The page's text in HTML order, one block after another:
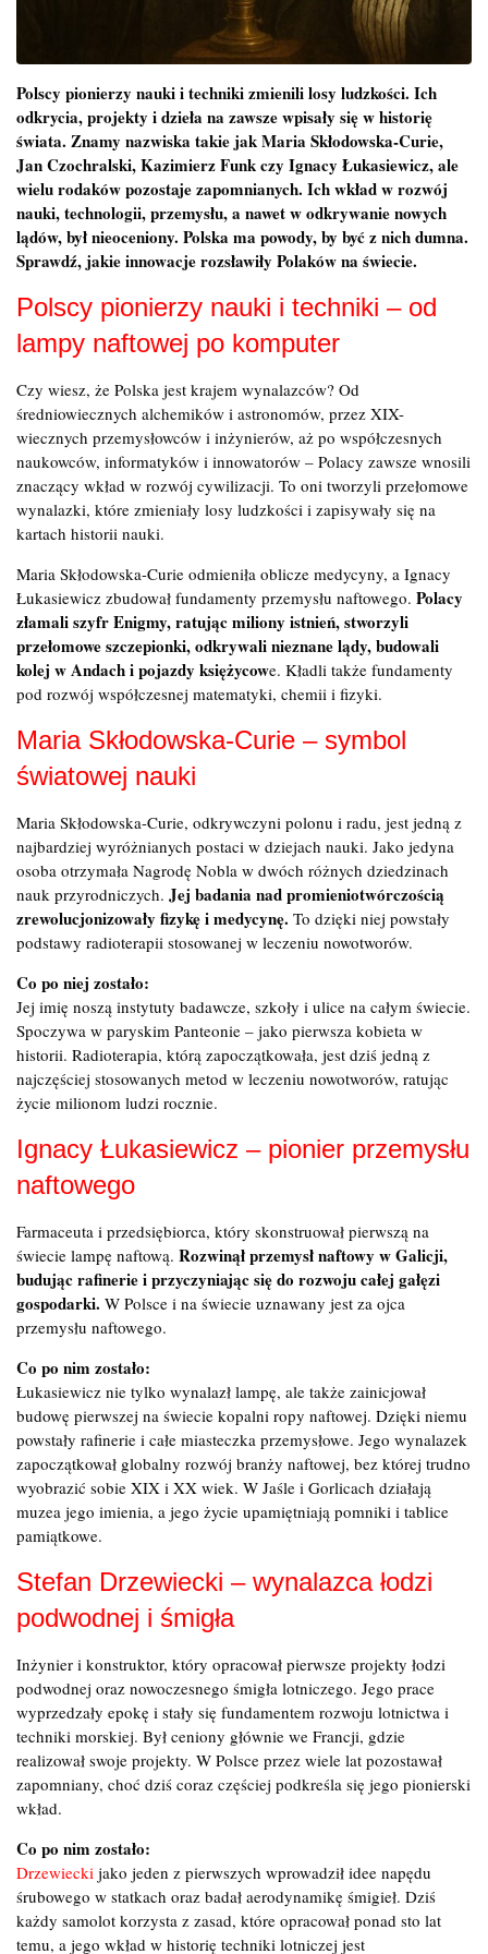
Polscy pionierzy nauki i techniki zmienili losy ludzkości. Ich
odkrycia, projekty i dzieła na zawsze wpisały się w historię
świata. Znamy nazwiska takie jak Maria Skłodowska-Curie,
Jan Czochralski, Kazimierz Funk czy Ignacy Łukasiewicz, ale
wielu rodaków pozostaje zapomnianych. Ich wkład w rozwój
nauki, technologii, przemysłu, a nawet w odkrywanie nowych
lądów, był nieoceniony. Polska ma powody, by być z nich dumna.
Sprawdź, jakie innowacje rozsławiły Polaków na świecie.
Polscy pionierzy nauki i techniki – od
lampy naftowej po komputer
Czy wiesz, że Polska jest krajem wynalazców? Od
średniowiecznych alchemików i astronomów, przez XIX-
wiecznych przemysłowców i inżynierów, aż po współczesnych
naukowców, informatyków i innowatorów – Polacy zawsze wnosili
znaczący wkład w rozwój cywilizacji. To oni tworzyli przełomowe
wynalazki, które zmieniały losy ludzkości i zapisywały się na
kartach historii nauki.
Maria Skłodowska-Curie odmieniła oblicze medycyny, a Ignacy
Łukasiewicz zbudował fundamenty przemysłu naftowego. Polacy
złamali szyfr Enigmy, ratując miliony istnień, stworzyli
przełomowe szczepionki, odkrywali nieznane lądy, budowali
kolej w Andach i pojazdy księżycowe. Kładli także fundamenty
pod rozwój współczesnej matematyki, chemii i fizyki.
Maria Skłodowska-Curie – symbol
światowej nauki
Maria Skłodowska-Curie, odkrywczyni polonu i radu, jest jedną z
najbardziej wyróżnianych postaci w dziejach nauki. Jako jedyna
osoba otrzymała Nagrodę Nobla w dwóch różnych dziedzinach
nauk przyrodniczych. Jej badania nad promieniotwórczością
zrewolucjonizowały fizykę i medycynę. To dzięki niej powstały
podstawy radioterapii stosowanej w leczeniu nowotworów.
Co po niej zostało:
Jej imię noszą instytuty badawcze, szkoły i ulice na całym świecie.
Spoczywa w paryskim Panteonie – jako pierwsza kobieta w
historii. Radioterapia, którą zapoczątkowała, jest dziś jedną z
najczęściej stosowanych metod w leczeniu nowotworów, ratując
życie milionom ludzi rocznie.
Ignacy Łukasiewicz – pionier przemysłu
naftowego
Farmaceuta i przedsiębiorca, który skonstruował pierwszą na
świecie lampę naftową. Rozwinął przemysł naftowy w Galicji,
budując rafinerie i przyczyniając się do rozwoju całej gałęzi
gospodarki. W Polsce i na świecie uznawany jest za ojca
przemysłu naftowego.
Co po nim zostało:
Łukasiewicz nie tylko wynalazł lampę, ale także zainicjował
budowę pierwszej na świecie kopalni ropy naftowej. Dzięki niemu
powstały rafinerie i całe miasteczka przemysłowe. Jego wynalazek
zapoczątkował globalny rozwój branży naftowej, bez której trudno
wyobrazić sobie XIX i XX wiek. W Jaśle i Gorlicach działają
muzea jego imienia, a jego życie upamiętniają pomniki i tablice
pamiątkowe.
Stefan Drzewiecki – wynalazca łodzi
podwodnej i śmigła
Inżynier i konstruktor, który opracował pierwsze projekty łodzi
podwodnej oraz nowoczesnego śmigła lotniczego. Jego prace
wyprzedzały epokę i stały się fundamentem rozwoju lotnictwa i
techniki morskiej. Był ceniony głównie we Francji, gdzie
realizował swoje projekty. W Polsce przez wiele lat pozostawał
zapomniany, choć dziś coraz częściej podkreśla się jego pionierski
wkład.
Co po nim zostało:
Drzewiecki jako jeden z pierwszych wprowadził idee napędu
śrubowego w statkach oraz badał aerodynamikę śmigieł. Dziś
każdy samolot korzysta z zasad, które opracował ponad sto lat
temu, a jego wkład w historię techniki lotniczej jest